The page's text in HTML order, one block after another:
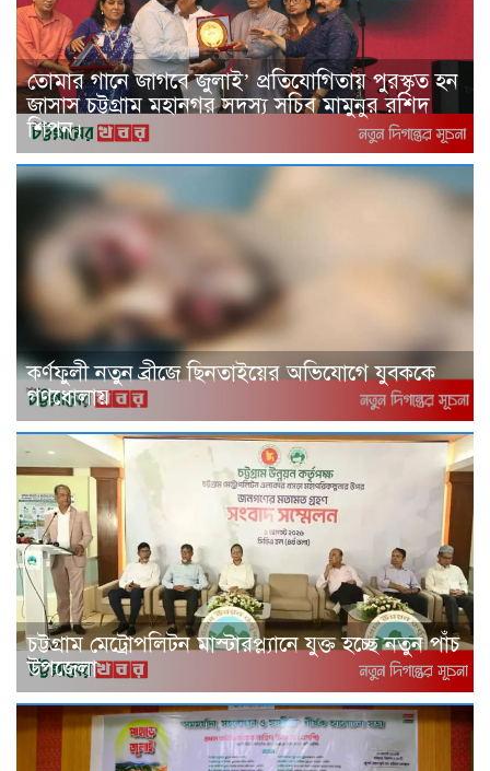
তোমার গানে জাগবে জুলাই’ প্রতিযোগিতায় পুরস্কৃত হন
জাসাস চট্টগ্রাম মহানগর সদস‌্য স‌চিব মামুনুর রশিদ
শিপন।
কর্ণফুলী নতুন ব্রীজে ছিনতাইয়ের অভিযোগে যুবককে
গণধোলায়
চট্টগ্রাম মেট্রোপলিটন মাস্টারপ্ল্যানে যুক্ত হচ্ছে নতুন পাঁচ
উপজেলা